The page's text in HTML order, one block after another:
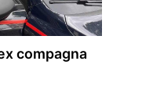
compagna